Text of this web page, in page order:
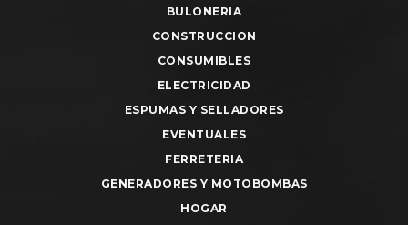
BULONERIA
CONSTRUCCION
CONSUMIBLES
ELECTRICIDAD
ESPUMAS Y SELLADORES
EVENTUALES
FERRETERIA
GENERADORES Y MOTOBOMBAS
HOGAR